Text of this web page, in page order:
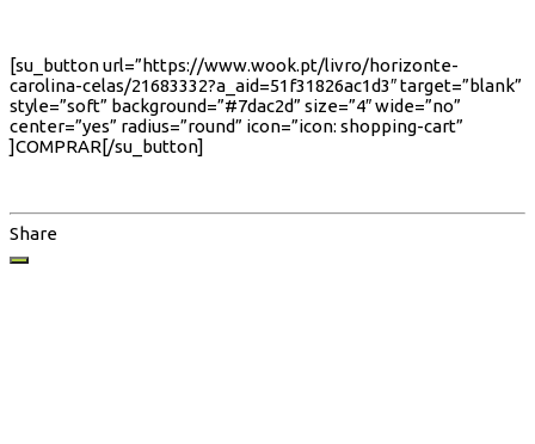
[su_button url=”https://www.wook.pt/livro/horizonte-
carolina-celas/21683332?a_aid=51f31826ac1d3″ target=”blank”
style=”soft” background=”#7dac2d” size=”4″ wide=”no”
center=”yes” radius=”round” icon=”icon: shopping-cart”
]COMPRAR[/su_button]
Share